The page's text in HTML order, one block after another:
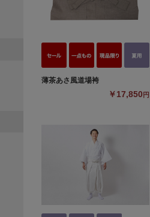
薄茶あさ風道場袴
￥17,850 円